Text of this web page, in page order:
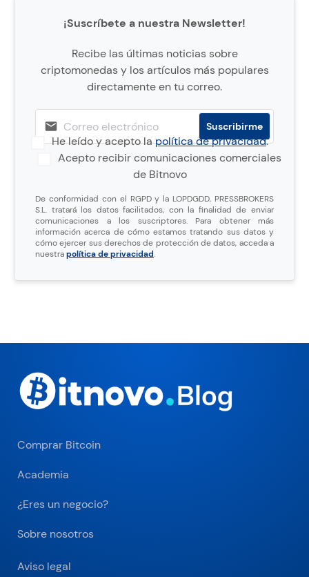
¡Suscríbete a nuestra Newsletter!
Recibe las últimas noticias sobre
criptomonedas y los artículos más populares
directamente en tu correo.
He leído y acepto lapolítica de privacidad.
Acepto recibir comunicaciones comerciales
de Bitnovo
De conformidad con el RGPD y la LOPDGDD, PRESSBROKERS
S.L. tratará los datos facilitados, con la finalidad de enviar
comunicaciones a los suscriptores. Para obtener más
información acerca de cómo estamos tratando sus datos y
cómo ejercer sus derechos de protección de datos, acceda a
nuestrapolítica de privacidad.
Comprar Bitcoin
Academia
¿Eres un negocio?
Sobre nosotros
Aviso legal